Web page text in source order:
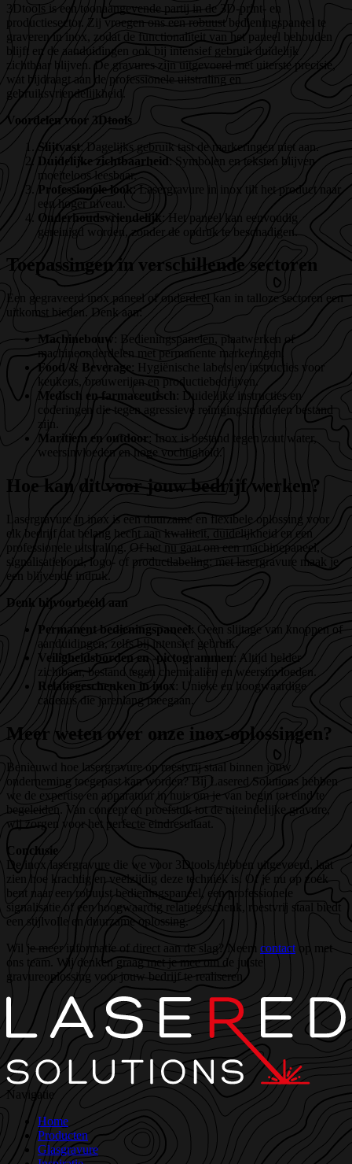
3Dtools is een toonaangevende partij in de 3D-print- en
productiesector. Zij vroegen ons een robuust bedieningspaneel te
graveren in inox, zodat de functionaliteit van het paneel behouden
blijft en de aanduidingen ook bij intensief gebruik duidelijk
zichtbaar blijven. De gravures zijn uitgevoerd met uiterste precisie,
wat bijdraagt aan de professionele uitstraling en
gebruiksvriendelijkheid.
Voordelen voor 3Dtools
Slijtvast : Dagelijks gebruik tast de markeringen niet aan.
Duidelijke zichtbaarheid: Symbolen en teksten blijven
moeiteloos leesbaar.
Professionele look: Lasergravure in inox tilt het product naar
een hoger niveau.
Onderhoudsvriendelijk: Het paneel kan eenvoudig
gereinigd worden, zonder de opdruk te beschadigen.
Toepassingen in verschillende sectoren
Een gegraveerd inox paneel of onderdeel kan in talloze sectoren een
uitkomst bieden. Denk aan:
Machinebouw : Bedieningspanelen, plaatwerken of
machineonderdelen met permanente markeringen.
Food & Beverage : Hygiënische labels en instructies voor
keukens, brouwerijen en productiebedrijven.
Medisch en farmaceutisch : Duidelijke instructies en
coderingen die tegen agressieve reinigingsmiddelen bestand
zijn.
Maritiem en outdoor
: Inox is bestand tegen zout water,
weersinvloeden en hoge vochtigheid.
Hoe kan dit voor jouw bedrijf werken?
Lasergravure in inox is een duurzame en flexibele oplossing voor
elk bedrijf dat belang hecht aan kwaliteit, duidelijkheid en een
professionele uitstraling. Of het nu gaat om een machinepaneel,
signalisatiebord, logo- of productlabeling: met lasergravure maak je
een blijvende indruk.
Denk bijvoorbeeld aan
Permanent bedieningspaneel: Geen slijtage van knoppen of
aanduidingen, zelfs bij intensief gebruik.
Veiligheidsborden en -pictogrammen : Altijd helder
zichtbaar, bestand tegen chemicaliën en weersinvloeden.
Relatiegeschenken in inox : Unieke en hoogwaardige
cadeaus die jarenlang meegaan.
Meer weten over onze inox-oplossingen?
Benieuwd hoe lasergravure op roestvrij staal binnen jouw
onderneming toegepast kan worden? Bij Lasered Solutions hebben
we de expertise en apparatuur in huis om je van begin tot eind te
begeleiden. Van concept en proefstuk tot de uiteindelijke gravure,
wij zorgen voor het perfecte eindresultaat.
Conclusie
De inox lasergravure die we voor 3Dtools hebben uitgevoerd, laat
zien hoe krachtig en veelzijdig deze techniek is. Of je nu op zoek
bent naar een robuust bedieningspaneel, een professionele
signalisatie of een hoogwaardig relatiegeschenk, roestvrij staal biedt
een stijlvolle en duurzame oplossing.
Wil je meer informatie of direct aan de slag? Neem contact op met
ons team. Wij denken graag met je mee om de juiste
gravureoplossing voor jouw bedrijf te realiseren.
Navigatie
Home
Producten
Glasgravure